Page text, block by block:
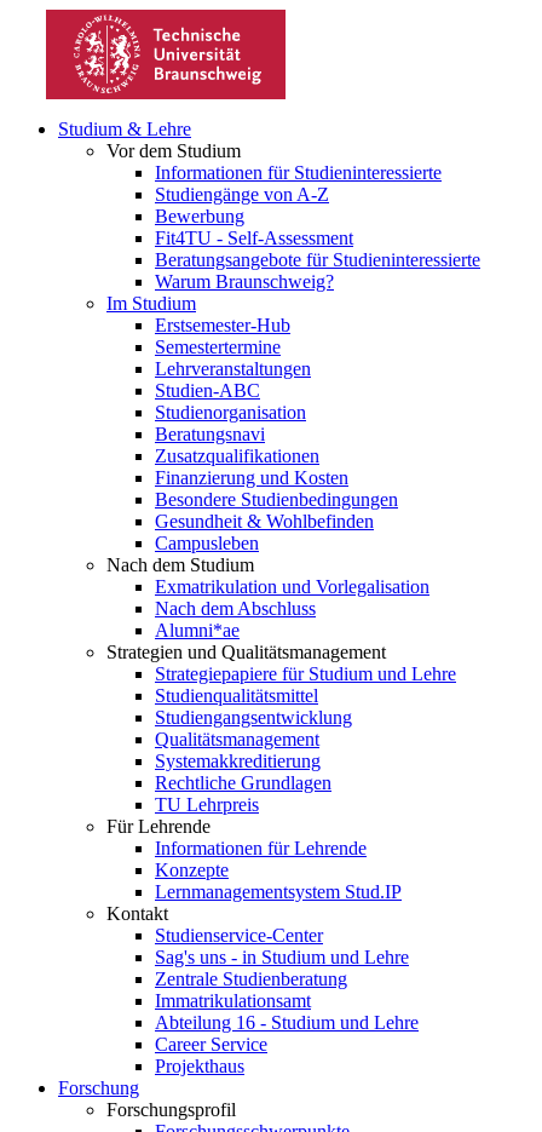
Studium & Lehre
Vor dem Studium
Informationen für Studieninteressierte
Studiengänge von A-Z
Bewerbung
Fit4TU - Self-Assessment
Beratungsangebote für Studieninteressierte
Warum Braunschweig?
Im Studium
Erstsemester-Hub
Semestertermine
Lehrveranstaltungen
Studien-ABC
Studienorganisation
Beratungsnavi
Zusatzqualifikationen
Finanzierung und Kosten
Besondere Studienbedingungen
Gesundheit & Wohlbefinden
Campusleben
Nach dem Studium
Exmatrikulation und Vorlegalisation
Nach dem Abschluss
Alumni*ae
Strategien und Qualitätsmanagement
Strategiepapiere für Studium und Lehre
Studienqualitätsmittel
Studiengangsentwicklung
Qualitätsmanagement
Systemakkreditierung
Rechtliche Grundlagen
TU Lehrpreis
Für Lehrende
Informationen für Lehrende
Konzepte
Lernmanagementsystem Stud.IP
Kontakt
Studienservice-Center
Sag's uns - in Studium und Lehre
Zentrale Studienberatung
Immatrikulationsamt
Abteilung 16 - Studium und Lehre
Career Service
Projekthaus
Forschung
Forschungsprofil